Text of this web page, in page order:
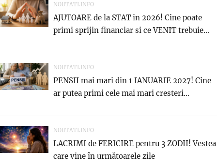
NOUTATI.INFO
AJUTOARE de la STAT in 2026! Cine poate
primi sprijin financiar si ce VENIT trebuie...
NOUTATI.INFO
PENSII mai mari din 1 IANUARIE 2027! Cine
ar putea primi cele mai mari cresteri...
NOUTATI.INFO
LACRIMI de FERICIRE pentru 3 ZODII! Vestea
care vine în următoarele zile